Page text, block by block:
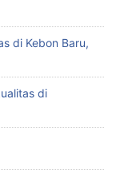
di Kebon Baru,
di